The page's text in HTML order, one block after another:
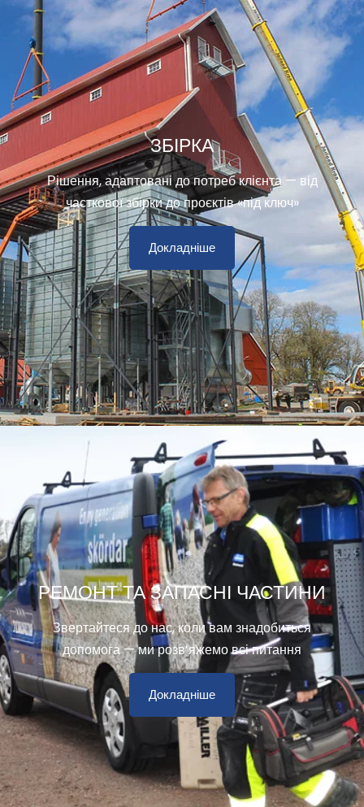
ЗБІРКА
Рішення, адаптовані до потреб клієнта — від
часткової збірки до проєктів «під ключ»
Докладніше
РЕМОНТ ТА ЗАПАСНІ ЧАСТИНИ
Звертайтеся до нас, коли вам знадобиться
допомога — ми розв’яжемо всі питання
Докладніше